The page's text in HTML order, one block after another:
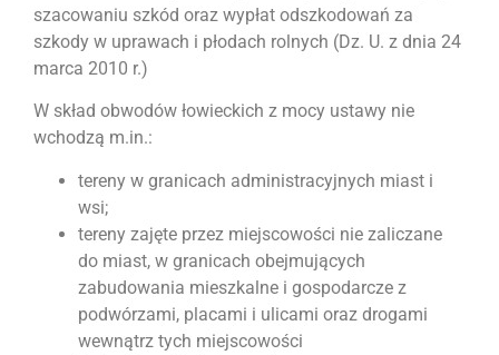
szacowaniu szkód oraz wypłat odszkodowań za
szkody w uprawach i płodach rolnych (Dz. U. z dnia 24
marca 2010 r.)
W skład obwodów łowieckich z mocy ustawy nie
wchodzą m.in.:
tereny w granicach administracyjnych miast i
wsi;
tereny zajęte przez miejscowości nie zaliczane
do miast, w granicach obejmujących
zabudowania mieszkalne i gospodarcze z
podwórzami, placami i ulicami oraz drogami
wewnątrz tych miejscowości